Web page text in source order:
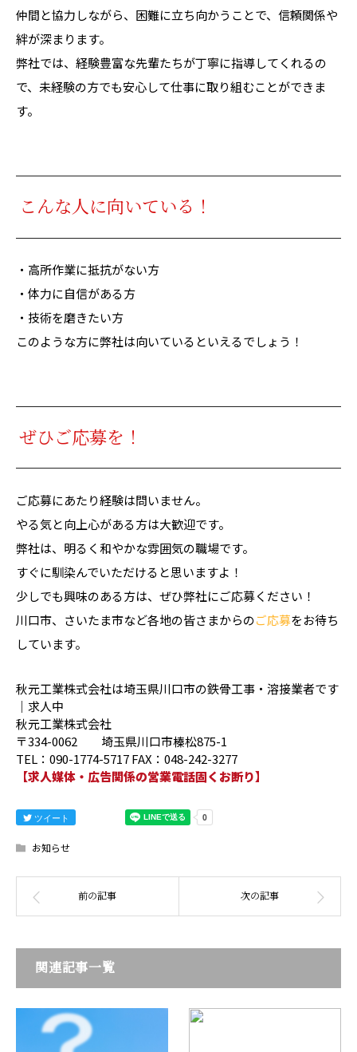
仲間と協力しながら、困難に立ち向かうことで、信頼関係や
絆が深まります。
弊社では、経験豊富な先輩たちが丁寧に指導してくれるの
で、未経験の方でも安心して仕事に取り組むことができま
す。
こんな人に向いている！
・高所作業に抵抗がない方
・体力に自信がある方
・技術を磨きたい方
このような方に弊社は向いているといえるでしょう！
ぜひご応募を！
ご応募にあたり経験は問いません。
やる気と向上心がある方は大歓迎です。
弊社は、明るく和やかな雰囲気の職場です。
すぐに馴染んでいただけると思いますよ！
少しでも興味のある方は、ぜひ弊社にご応募ください！
川口市、さいたま市など各地の皆さまからのご応募をお待ち
しています。
秋元工業株式会社は埼玉県川口市の鉄骨工事・溶接業者です
｜求人中
秋元工業株式会社
〒334-0062 埼玉県川口市榛松875-1
TEL：090-1774-5717 FAX：048-242-3277
【求人媒体・広告関係の営業電話固くお断り】
ツイート
お知らせ
関連記事一覧